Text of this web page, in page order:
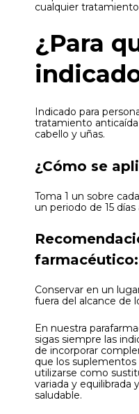
cualquier
¿Para
Indicado para
tratamiento
cabello y uñas.
¿Cómo se
Toma 1 un sobre
un periodo de 15 días
farmacéutico:
Conservar en un
fuera del alcance de
En nuestra
sigas siempre las
de incorporar
que los
utilizarse como
variada y equilibrada
saludable.